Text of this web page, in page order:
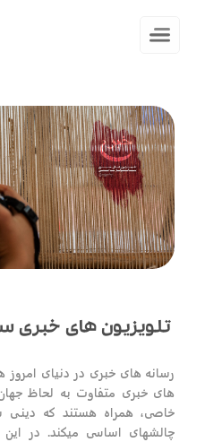
تلویزیون های خبری
رسانه های خبری در دنیای امروز
های خبری متفاوت به لحاظ
خاصی، همراه هستند که دینی
چالشهای اساسی میکند. در